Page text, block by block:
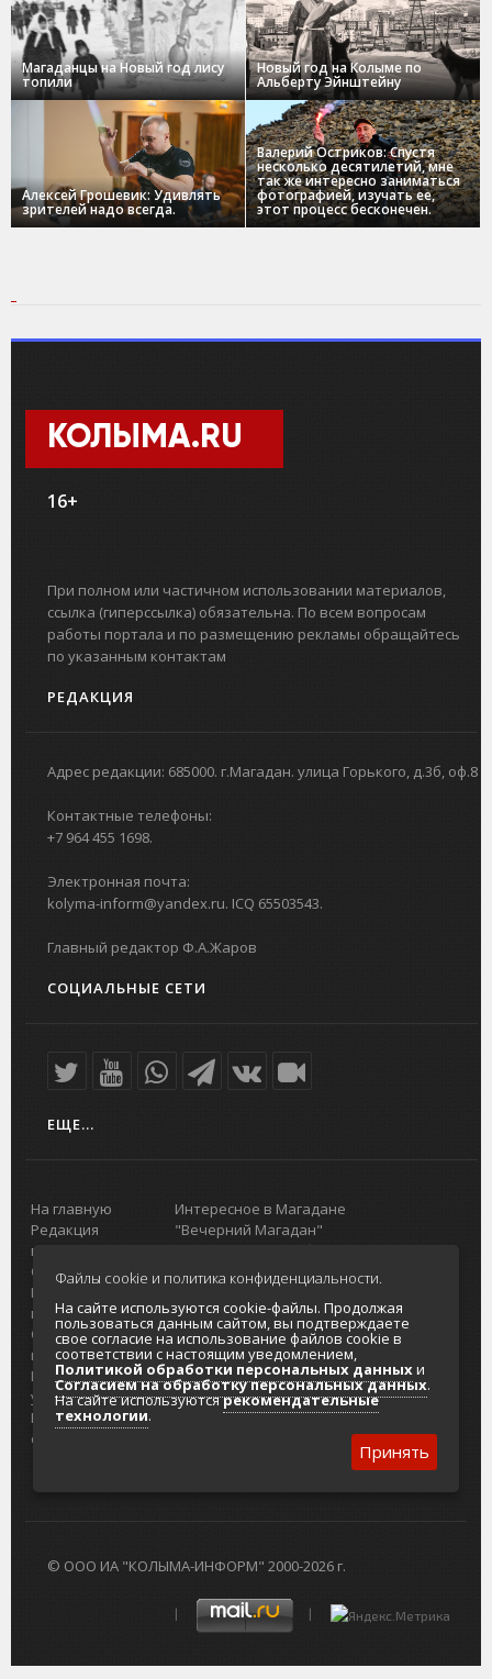
Магаданцы на Новый год лису
топили
Новый год на Колыме по
Альберту Эйнштейну
Алексей Грошевик: Удивлять
зрителей надо всегда.
Валерий Остриков: Спустя
несколько десятилетий, мне
так же интересно заниматься
фотографией, изучать ее,
этот процесс бесконечен.
КОЛЫМА.RU
16+
При полном или частичном использовании материалов,
ссылка (гиперссылка) обязательна. По всем вопросам
работы портала и по размещению рекламы обращайтесь
по указанным контактам
РЕДАКЦИЯ
Адрес редакции: 685000. г.Магадан. улица Горького, д.3б, оф.8
Контактные телефоны:
+7 964 455 1698.
Электронная почта:
kolyma-inform@yandex.ru. ICQ 65503543.
Главный редактор Ф.А.Жаров
СОЦИАЛЬНЫЕ СЕТИ
ЕЩЕ...
На главную
Редакция
портала
О проекте
Реклама на
портале
Отзывы и
предложения
Интернет-
услуги
Разработка
сайтов
Интересное в Магадане
"Вечерний Магадан"
Городская доска объявлений
Реклама
Главный туристический портал
Колымы
Политика в отношении обработки
персональных данных
Согласие на обработку персональных
данных
© ООО ИА "КОЛЫМА-ИНФОРМ" 2000-2026 г.
Файлы cookie и политика конфиденциальности.
На сайте используются cookie-файлы. Продолжая
пользоваться данным сайтом, вы подтверждаете
свое согласие на использование файлов cookie в
соответствии с настоящим уведомлением,
Политикой обработки персональных данныхи
Согласием на обработку персональных данных.
На сайте используютсярекомендательные
технологии.
Принять